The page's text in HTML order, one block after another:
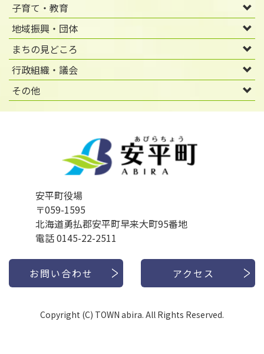
子育て・教育
地域振興・団体
まちの見どころ
行政組織・議会
その他
安平町役場
〒059-1595
北海道勇払郡安平町早来大町95番地
電話 0145-22-2511
お問い合わせ アクセス
Copyright (C) TOWN abira. All Rights Reserved.